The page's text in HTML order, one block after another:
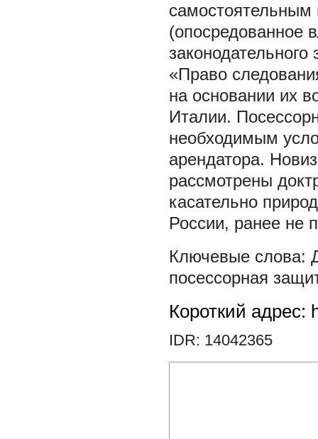
(опосредованное
«Право
на основании их
Италии.
необходимым
арендатора.
рассмотрены
касательно
России, ранее не
посессорная
Короткий адрес:
IDR: 14042365